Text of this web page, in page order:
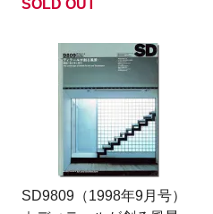
SOLD OUT
SD9809（1998年9月号）